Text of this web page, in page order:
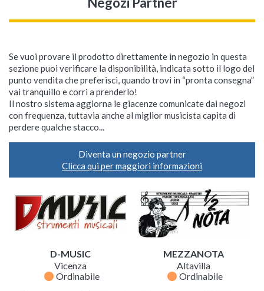
Se vuoi provare il prodotto direttamente in negozio in questa
sezione puoi verificare la disponibilità, indicata sotto il logo del
punto vendita che preferisci, quando trovi in “pronta consegna”
vai tranquillo e corri a prenderlo!
Il nostro sistema aggiorna le giacenze comunicate dai negozi
con frequenza, tuttavia anche al miglior musicista capita di
perdere qualche stacco...
Diventa un negozio partner
Clicca qui per maggiori informazioni
D-MUSIC
Vicenza
fiber_manual_record Ordinabile
MEZZANOTA
Altavilla
fiber_manual_record Ordinabile